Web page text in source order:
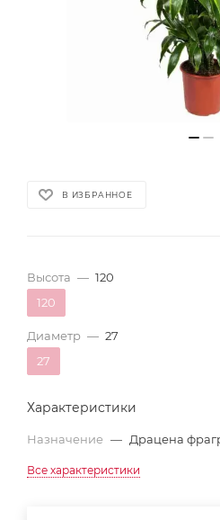
В ИЗБРАННОЕ
Высота — 120
120
Диаметр — 27
27
Характеристики
Назначение — Драцена
Все характеристики